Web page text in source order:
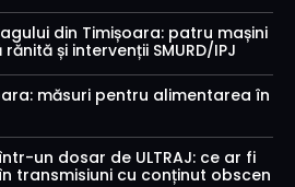
din Timișoara: patru mașini
și intervenții SMURD/IPJ
măsuri pentru alimentarea în
un dosar de ULTRAJ: ce ar fi
transmisiuni cu conținut obscen